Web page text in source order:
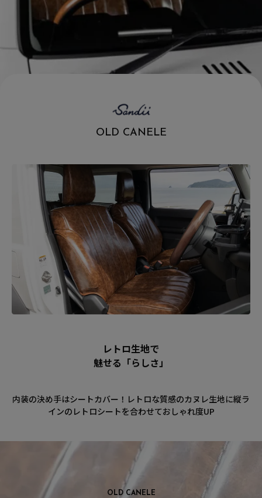
OLD CANELE
レトロ生地で
魅せる「らしさ」
内装の決め手はシートカバー！レトロな質感のカヌレ生地に縦ラ
インのレトロシートを合わせておしゃれ度UP
OLD CANELE